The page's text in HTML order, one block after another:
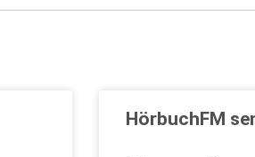
HörbuchFM